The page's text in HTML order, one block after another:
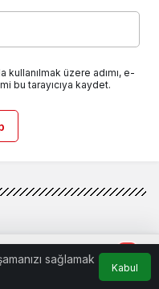
kullanılmak üzere adımı, e-
bu tarayıcıya kaydet.
sağlamak
Kabul
Bildirimler